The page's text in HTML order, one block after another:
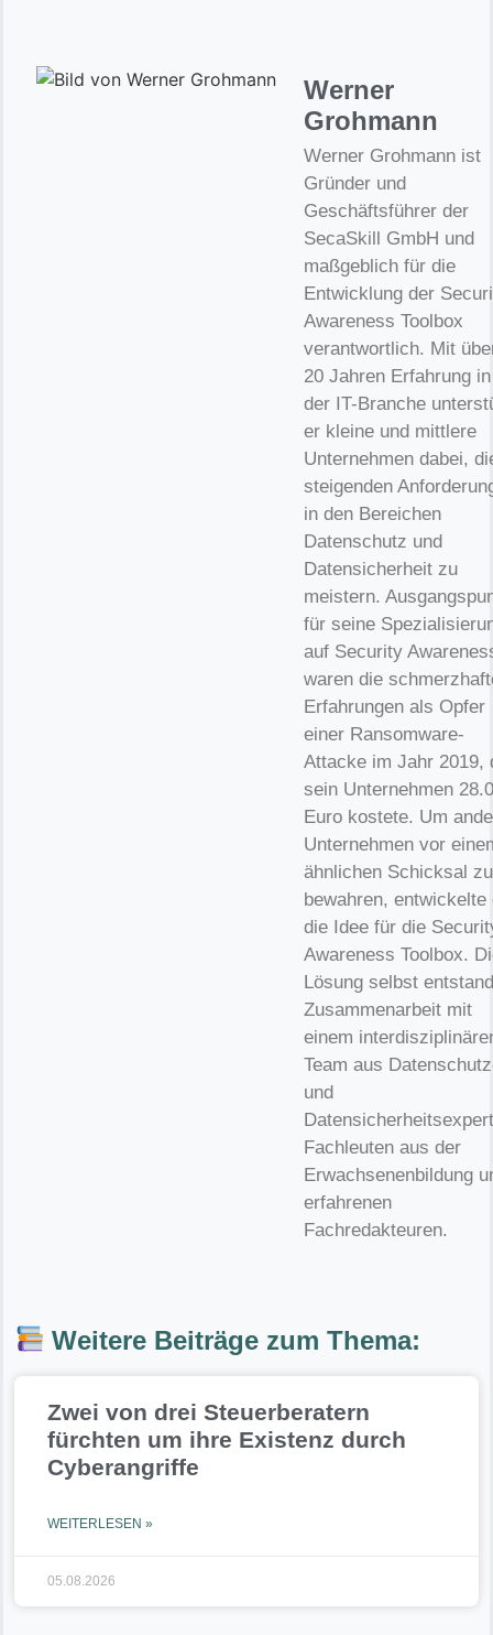
Werner
Grohmann
Werner Grohmann ist
Gründer und
Geschäftsführer der
SecaSkill GmbH und
maßgeblich für die
Entwicklung der
Awareness Toolbox
verantwortlich. Mit
20 Jahren Erfahrung in
der IT-Branche
er kleine und mittlere
Unternehmen dabei,
steigenden
in den Bereichen
Datenschutz und
Datensicherheit zu
meistern.
für seine
auf Security
waren die
Erfahrungen als Opfer
einer Ransomware-
Attacke im Jahr 2019,
sein Unternehmen
Euro kostete. Um
Unternehmen vor
ähnlichen Schicksal zu
bewahren, entwickelte
die Idee für die
Awareness Toolbox.
Lösung selbst
Zusammenarbeit mit
einem
Team aus
und
Fachleuten aus der
Erwachsenenbildung
erfahrenen
Fachredakteuren.
Weitere Beiträge zum Thema:
Zwei von drei Steuerberatern
fürchten um ihre Existenz durch
Cyberangriffe
WEITERLESEN »
05.08.2026